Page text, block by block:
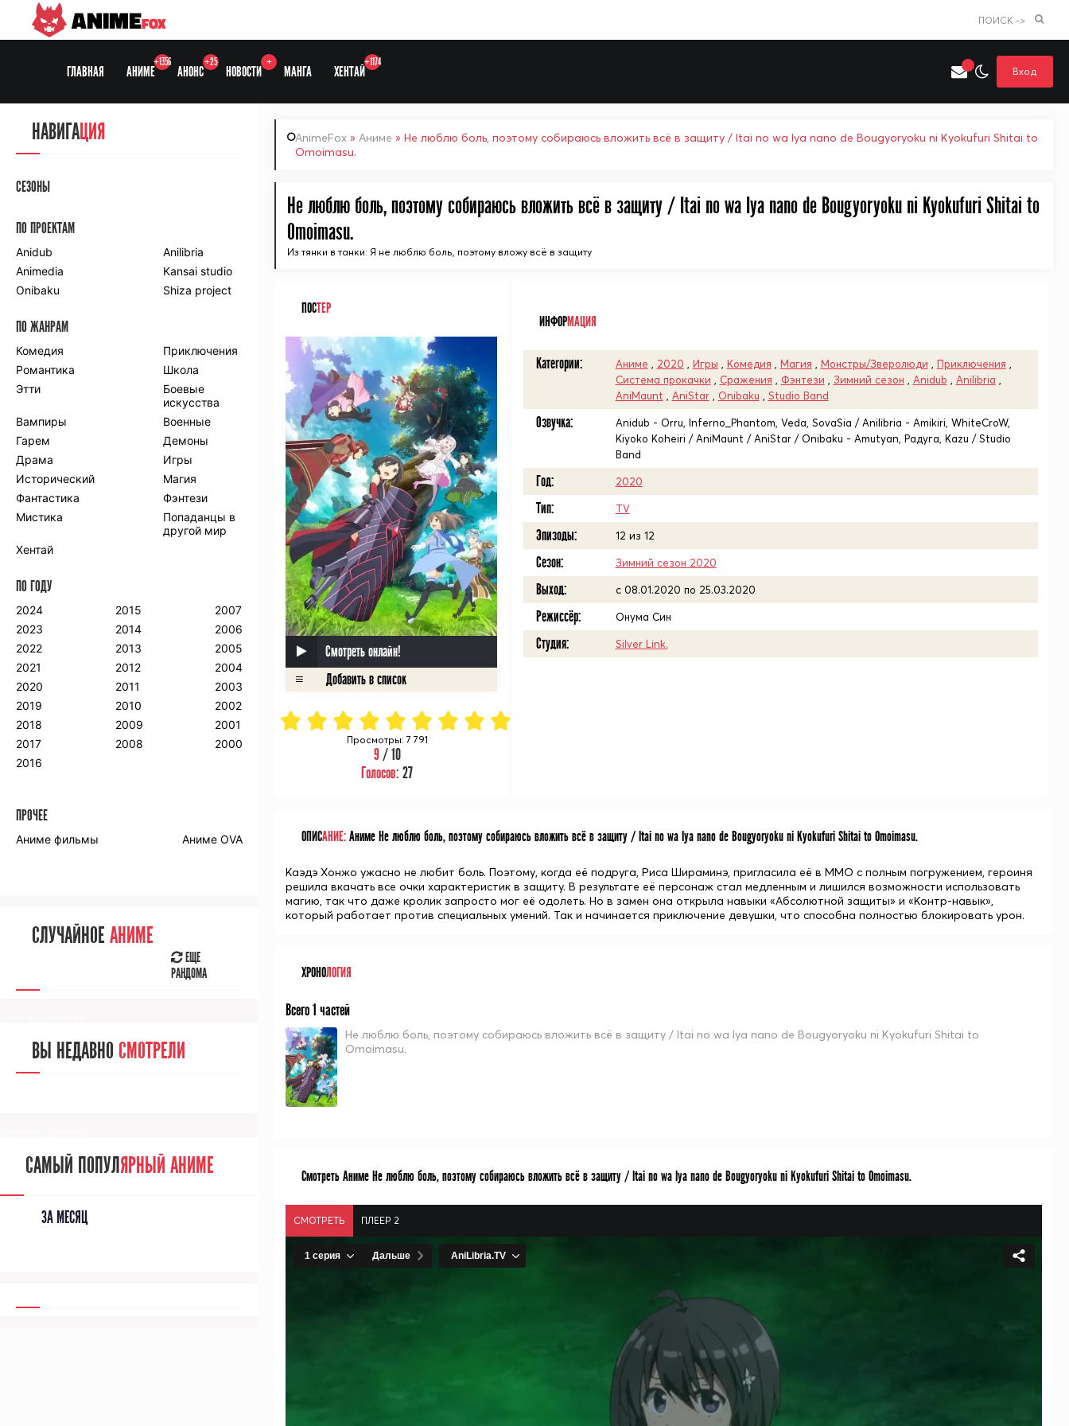
Выберите одну категорию для поиска
ANIMEFOX ПОИСК ->
ГЛАВНАЯ АНИМЕ
+1356
АНОНС
+25
НОВОСТИ
+
МАНГА ХЕНТАЙ
+1174
Вход
AnimeFox » Аниме » Не люблю боль, поэтому собираюсь вложить всё в защиту / Itai no wa Iya nano de Bougyoryoku ni Kyokufuri Shitai to
Omoimasu.
Не люблю боль, поэтому собираюсь вложить всё в защиту / Itai no wa Iya nano de Bougyoryoku ni Kyokufuri Shitai to
Omoimasu.
Из тянки в танки: Я не люблю боль, поэтому вложу всё в защиту
ПОСТЕР
Смотреть онлайн!
Просмотры: 7 791
9/ 10
Голосов:27
ИНФОРМАЦИЯ
Категории: Аниме 2020 Игры Комедия Магия Монстры/Зверолюди Приключения
Система прокачки
Сражения Фэнтези Зимний сезон Anidub Anilibria
AniMaunt
AniStar, Onibaku Studio Band
Озвучка:
Anidub - Orru, Inferno_Phantom, Veda, SovaSia / Anilibria - Amikiri, WhiteCroW,
Kiyoko Koheiri / AniMaunt / AniStar / Onibaku - Amutyan, Радуга, Kazu / Studio
Band
Год: 2020
Тип: TV
Эпизоды: 12 из 12
Сезон: Зимний сезон 2020
Выход: c 08.01.2020 по 25.03.2020
Режиссёр: Онума Син
Студия: Silver Link.
ОПИСАНИЕ:Аниме Не люблю боль, поэтому собираюсь вложить всё в защиту / Itai no wa Iya nano de Bougyoryoku ni Kyokufuri Shitai to Omoimasu.
Каэдэ Хонжо ужасно не любит боль. Поэтому, когда её подруга, Риса Шираминэ, пригласила её в ММО с полным погружением, героиня
решила вкачать все очки характеристик в защиту. В результате её персонаж стал медленным и лишился возможности использовать
магию, так что даже кролик запросто мог её одолеть. Но в замен она открыла навыки «Абсолютной защиты» и «Контр-навык»,
который работает против специальных умений. Так и начинается приключение девушки, что способна полностью блокировать урон.
ХРОНОЛОГИЯ
Всего 1 частей
Не люблю боль, поэтому собираюсь вложить всё в защиту / Itai no wa Iya nano de Bougyoryoku ni Kyokufuri Shitai to
Omoimasu.
Смотреть Аниме Не люблю боль, поэтому собираюсь вложить всё в защиту / Itai no wa Iya nano de Bougyoryoku ni Kyokufuri Shitai to Omoimasu.
СМОТРЕТЬ ПЛЕЕР 2
НАВИГАЦИЯ
СЕЗОНЫ
ПО ПРОЕКТАМ
Anidub
Anilibria
Animedia
Kansai studio
Onibaku
Shiza project
ПО ЖАНРАМ
Комедия
Приключения
Романтика
Школа
Этти
Боевые
искусства
Вампиры
Военные
Гарем
Демоны
Драма
Игры
Исторический
Магия
Фантастика
Фэнтези
Мистика
Попаданцы в
другой мир
Хентай
ПО ГОДУ
2024
2023
2022
2021
2020
2019
2018
2017
2016
2015
2014
2013
2012
2011
2010
2009
2008
2007
2006
2005
2004
2003
2002
2001
2000
ПРОЧЕЕ
Аниме фильмы Аниме OVA
СЛУЧАЙНОЕ АНИМЕ
ЕЩЕ
РАНДОМА
ВЫ НЕДАВНО СМОТРЕЛИ
САМЫЙ ПОПУЛЯРНЫЙ АНИМЕ
ЗА МЕСЯЦ